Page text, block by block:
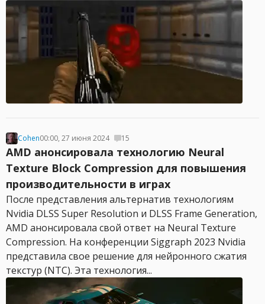
Cohen00:00, 27 июня 2024 15
AMD анонсировала технологию Neural
Texture Block Compression для повышения
производительности в играх
После представления альтернатив технологиям
Nvidia DLSS Super Resolution и DLSS Frame Generation,
AMD анонсировала свой ответ на Neural Texture
Compression. На конференции Siggraph 2023 Nvidia
представила свое решение для нейронного сжатия
текстур (NTC). Эта технология...